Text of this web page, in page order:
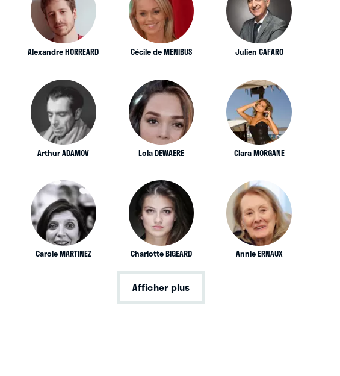
Alexandre HORREARD Cécile de MENIBUS Julien CAFARO
Arthur ADAMOV Lola DEWAERE Clara MORGANE
Carole MARTINEZ Charlotte BIGEARD Annie ERNAUX
Afficher plus